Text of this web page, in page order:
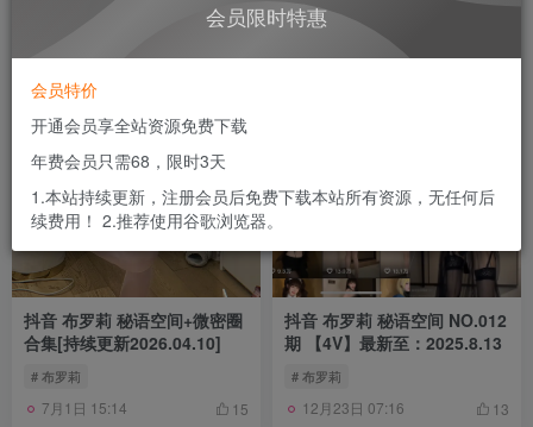
抖音 布罗莉 秘语空间+微密圈
合集[持续更新2026.04.10]
# 布罗莉
7月1日 15:14 15
抖音 布罗莉 秘语空间 NO.012
期 【4V】最新至：2025.8.13
# 布罗莉
12月23日 07:16 13
会员限时特惠
会员特价
开通会员享全站资源免费下载
年费会员只需68，限时3天
1.本站持续更新，注册会员后免费下载本站所有资源，无任何后
续费用！ 2.推荐使用谷歌浏览器。